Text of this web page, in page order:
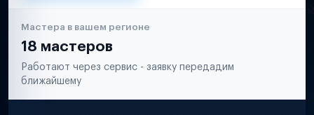
Мастера в вашем регионе
18 мастеров
Работают через сервис - заявку передадим
ближайшему